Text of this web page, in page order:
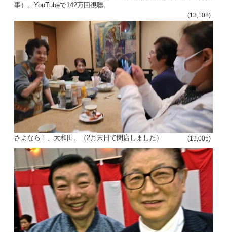
事）。YouTubeで142万回視聴。
(13,108)
さよなら！、大和田。（2月末日で閉店しました） (13,005)